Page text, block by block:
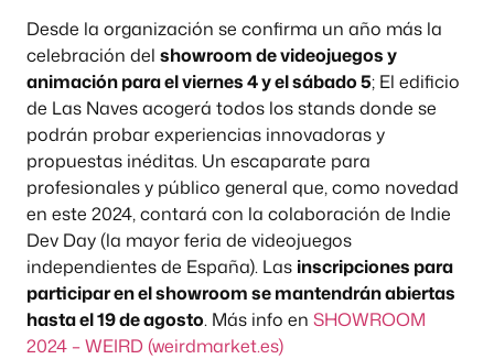
Desde la organización se confirma un año más la
celebración del showroom de videojuegos y
animación para el viernes 4 y el sábado 5; El edificio
de Las Naves acogerá todos los stands donde se
podrán probar experiencias innovadoras y
propuestas inéditas. Un escaparate para
profesionales y público general que, como novedad
en este 2024, contará con la colaboración de Indie
Dev Day (la mayor feria de videojuegos
independientes de España). Las inscripciones para
participar en el showroom se mantendrán abiertas
hasta el 19 de agosto. Más info en SHOWROOM
2024 – WEIRD (weirdmarket.es)